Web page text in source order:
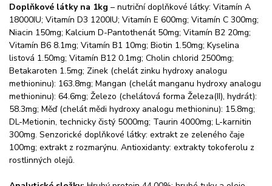
Doplňkové látky na 1kg – nutriční doplňkové látky: Vitamín A
18000IU; Vitamín D3 1200IU; Vitamín E 600mg; Vitamín C 300mg;
Niacin 150mg; Kalcium D-Pantothenát 50mg; Vitamín B2 20mg;
Vitamín B6 8.1mg; Vitamín B1 10mg; Biotin 1.50mg; Kyselina
listová 1.50mg; Vitamín B12 0.1mg; Cholin chlorid 2500mg;
Betakaroten 1.5mg; Zinek (chelát zinku hydroxy analogu
methioninu): 163.8mg; Mangan (chelát manganu hydroxy analogu
methioninu): 64.6mg; Železo (chelátová forma Železa(II), hydrát):
58.3mg; Měď (chelát mědi hydroxy analogu methioninu): 15.8mg;
DL-Metionin, technicky čistý 5000mg; Taurin 4000mg; L-karnitin
300mg. Senzorické doplňkové látky: extrakt ze zeleného čaje
100mg; extrakt z rozmarýnu. Antioxidanty: extrakty tokoferolu z
rostlinných olejů.